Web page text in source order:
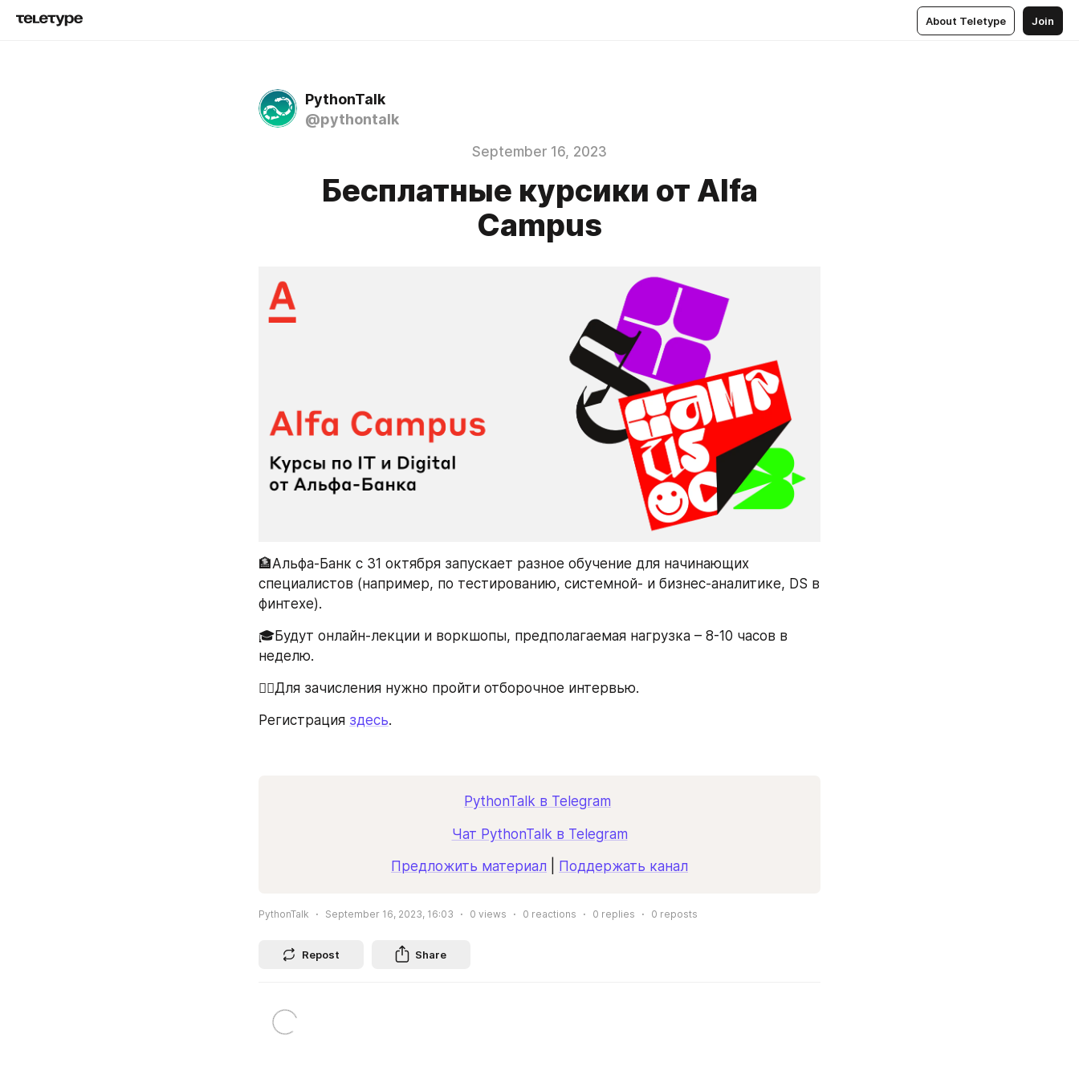
About Teletype Join
PythonTalk
@pythontalk
September 16, 2023
Бесплатные курсики от Alfa
Campus
🏦Альфа-Банк с 31 октября запускает разное обучение для начинающих
специалистов (например, по тестированию, системной- и бизнес-аналитике, DS в
финтехе).
🎓Будут онлайн-лекции и воркшопы, предполагаемая нагрузка – 8-10 часов в
неделю.
☝🏻Для зачисления нужно пройти отборочное интервью.
Регистрация здесь.
PythonTalk в Telegram
Чат PythonTalk в Telegram
Предложить материал Поддержать канал
PythonTalk September 16, 2023, 16:03 0 views 0 reactions 0 replies 0 reposts
Repost Share